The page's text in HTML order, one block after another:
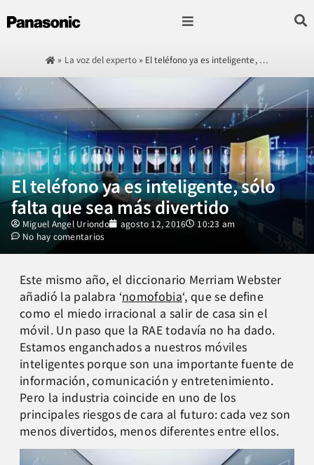
» La voz del experto» El teléfono ya es inteligente, …
El teléfono ya es inteligente, sólo
falta que sea más divertido
Miguel Angel Uriondo agosto 12, 2016
10:23 am
No hay comentarios
Este mismo año, el diccionario Merriam Webster
añadió la palabra ‘nomofobia‘, que se define
como el miedo irracional a salir de casa sin el
móvil. Un paso que la RAE todavía no ha dado.
Estamos enganchados a nuestros móviles
inteligentes porque son una importante fuente de
información, comunicación y entretenimiento.
Pero la industria coincide en uno de los
principales riesgos de cara al futuro: cada vez son
menos divertidos, menos diferentes entre ellos.